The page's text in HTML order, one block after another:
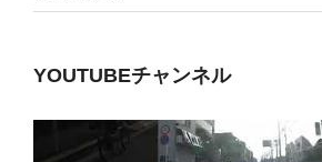
YOUTUBEチャンネル